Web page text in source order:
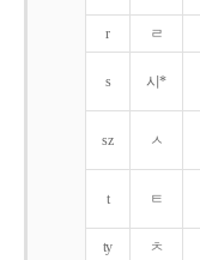
r ㄹ
s 시*
sz ㅅ
t ㅌ
ty ㅊ